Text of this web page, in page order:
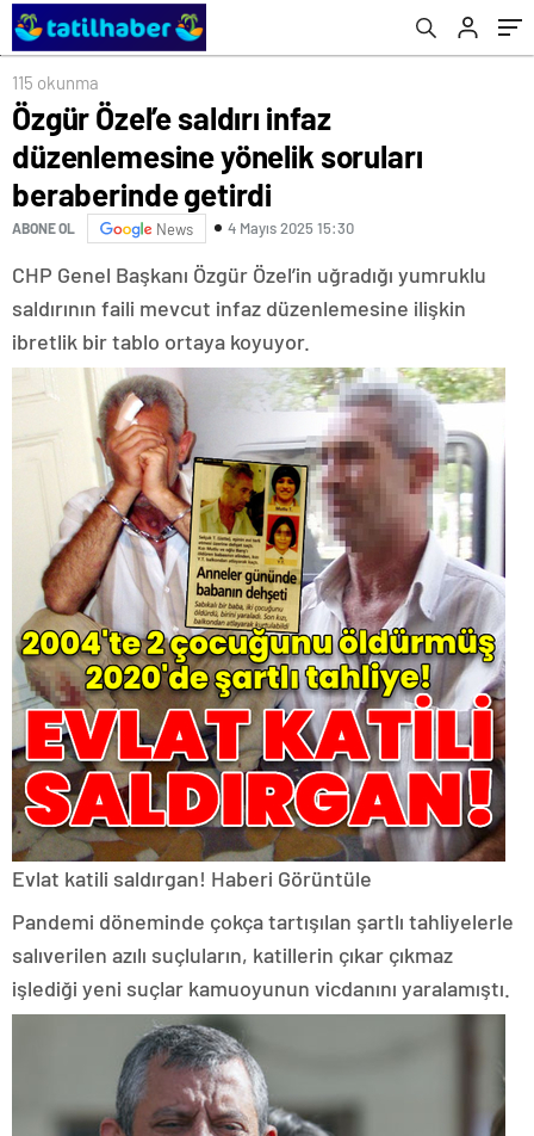
115 okunma
Özgür Özel’e saldırı infaz
düzenlemesine yönelik soruları
beraberinde getirdi
ABONE OL News 4 Mayıs 2025 15:30
CHP Genel Başkanı Özgür Özel’in uğradığı yumruklu
saldırının faili mevcut infaz düzenlemesine ilişkin
ibretlik bir tablo ortaya koyuyor.
Evlat katili saldırgan! Haberi Görüntüle
Pandemi döneminde çokça tartışılan şartlı tahliyelerle
salıverilen azılı suçluların, katillerin çıkar çıkmaz
işlediği yeni suçlar kamuoyunun vicdanını yaralamıştı.